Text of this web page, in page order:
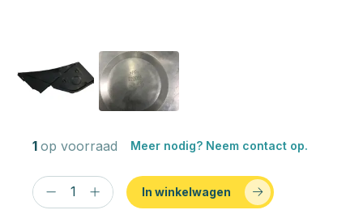
1 op voorraad Meer nodig? Neem contact op.
In winkelwagen